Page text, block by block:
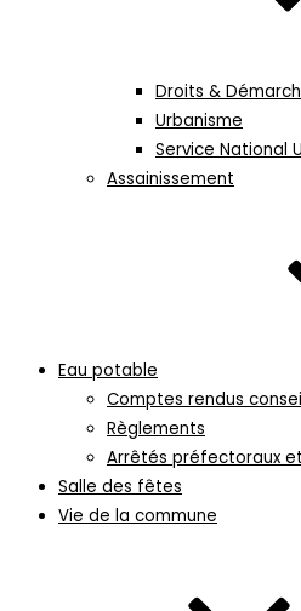
Droits &
Urbanisme
Service National
Assainissement
Eau potable
Comptes rendus
Règlements
Arrêtés préfectoraux
Salle des fêtes
Vie de la commune